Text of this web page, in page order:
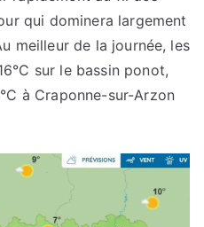
qui dominera largement
meilleur de la journée, les
sur le bassin ponot,
à Craponne-sur-Arzon